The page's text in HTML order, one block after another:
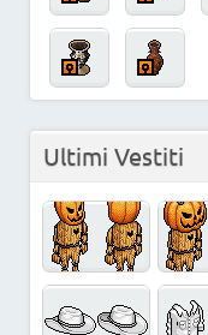
Ultimi Vestiti